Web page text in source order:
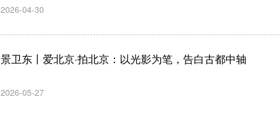
2026-04-30
景卫东丨爱北京·拍北京：以光影为笔，告白古都中轴
2026-05-27